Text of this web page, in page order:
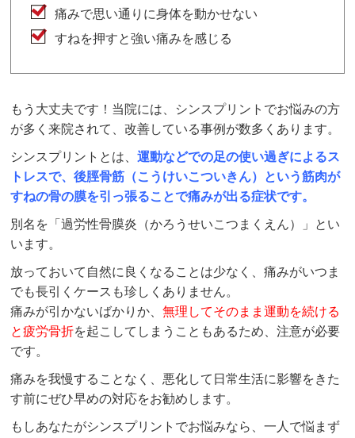
痛みで思い通りに身体を動かせない
すねを押すと強い痛みを感じる
もう大丈夫です！当院には、シンスプリントでお悩みの方
が多く来院されて、改善している事例が数多くあります。
シンスプリントとは、運動などでの足の使い過ぎによるス
トレスで、後脛骨筋（こうけいこついきん）という筋肉が
すねの骨の膜を引っ張ることで痛みが出る症状です。
別名を「過労性骨膜炎（かろうせいこつまくえん）」とい
います。
放っておいて自然に良くなることは少なく、痛みがいつま
でも長引くケースも珍しくありません。
痛みが引かないばかりか、無理してそのまま運動を続ける
と疲労骨折を起こしてしまうこともあるため、注意が必要
です。
痛みを我慢することなく、悪化して日常生活に影響をきた
す前にぜひ早めの対応をお勧めします。
もしあなたがシンスプリントでお悩みなら、一人で悩まず